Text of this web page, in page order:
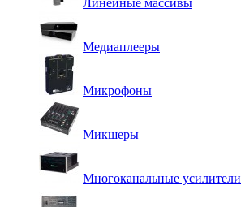
Линейные массивы
Медиаплееры
Микрофоны
Микшеры
Многоканальные усилители